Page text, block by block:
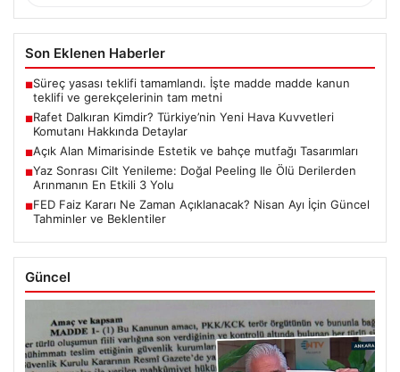
Son Eklenen Haberler
■Süreç yasası teklifi tamamlandı. İşte madde madde kanun
teklifi ve gerekçelerinin tam metni
■Rafet Dalkıran Kimdir? Türkiye’nin Yeni Hava Kuvvetleri
Komutanı Hakkında Detaylar
■Açık Alan Mimarisinde Estetik ve bahçe mutfağı Tasarımları
■Yaz Sonrası Cilt Yenileme: Doğal Peeling Ile Ölü Derilerden
Arınmanın En Etkili 3 Yolu
■FED Faiz Kararı Ne Zaman Açıklanacak? Nisan Ayı İçin Güncel
Tahminler ve Beklentiler
Güncel